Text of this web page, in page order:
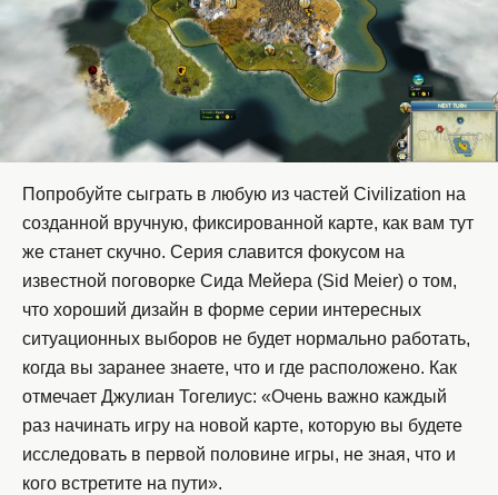
Попробуйте сыграть в любую из частей Civilization на
созданной вручную, фиксированной карте, как вам тут
же станет скучно. Серия славится фокусом на
известной поговорке Сида Мейера (Sid Meier) о том,
что хороший дизайн в форме серии интересных
ситуационных выборов не будет нормально работать,
когда вы заранее знаете, что и где расположено. Как
отмечает Джулиан Тогелиус: «Очень важно каждый
раз начинать игру на новой карте, которую вы будете
исследовать в первой половине игры, не зная, что и
кого встретите на пути».